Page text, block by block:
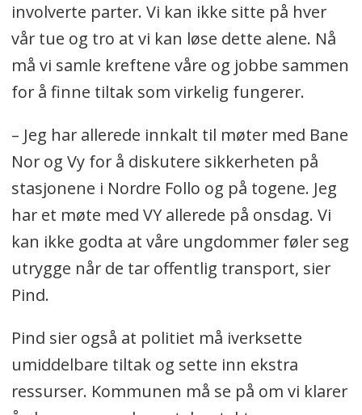
involverte parter. Vi kan ikke sitte på hver
vår tue og tro at vi kan løse dette alene. Nå
må vi samle kreftene våre og jobbe sammen
for å finne tiltak som virkelig fungerer.
– Jeg har allerede innkalt til møter med Bane
Nor og Vy for å diskutere sikkerheten på
stasjonene i Nordre Follo og på togene. Jeg
har et møte med VY allerede på onsdag. Vi
kan ikke godta at våre ungdommer føler seg
utrygge når de tar offentlig transport, sier
Pind.
Pind sier også at politiet må iverksette
umiddelbare tiltak og sette inn ekstra
ressurser. Kommunen må se på om vi klarer